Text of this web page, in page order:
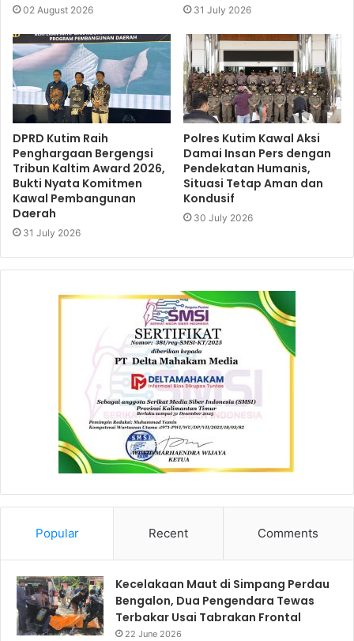
02 August 2026 31 July 2026
DPRD Kutim Raih
Penghargaan Bergengsi
Tribun Kaltim Award 2026,
Bukti Nyata Komitmen
Kawal Pembangunan
Daerah
31 July 2026
Polres Kutim Kawal Aksi
Damai Insan Pers dengan
Pendekatan Humanis,
Situasi Tetap Aman dan
Kondusif
30 July 2026
Popular Recent Comments
Kecelakaan Maut di Simpang Perdau
Bengalon, Dua Pengendara Tewas
Terbakar Usai Tabrakan Frontal
22 June 2026